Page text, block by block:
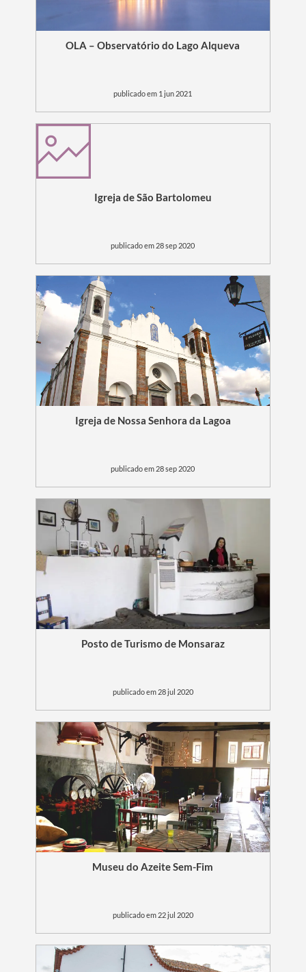
OLA – Observatório do Lago Alqueva
publicado em 1 jun 2021
Igreja de São Bartolomeu
publicado em 28 sep 2020
Igreja de Nossa Senhora da Lagoa
publicado em 28 sep 2020
Posto de Turismo de Monsaraz
publicado em 28 jul 2020
Museu do Azeite Sem-Fim
publicado em 22 jul 2020